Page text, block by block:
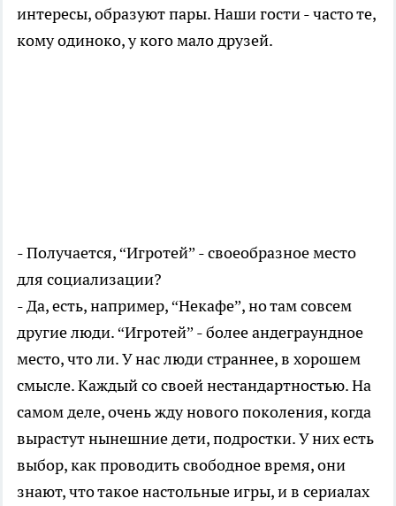
интересы, образуют пары. Наши гости - часто те,
кому одиноко, у кого мало друзей.
- Получается, “Игротей” - своеобразное место
для социализации?
- Да, есть, например, “Некафе”, но там совсем
другие люди. “Игротей” - более андеграундное
место, что ли. У нас люди страннее, в хорошем
смысле. Каждый со своей нестандартностью. На
самом деле, очень жду нового поколения, когда
вырастут нынешние дети, подростки. У них есть
выбор, как проводить свободное время, они
знают, что такое настольные игры, и в сериалах